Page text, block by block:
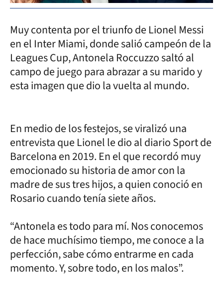
Muy contenta por el triunfo de Lionel Messi
en el Inter Miami, donde salió campeón de la
Leagues Cup, Antonela Roccuzzo saltó al
campo de juego para abrazar a su marido y
esta imagen que dio la vuelta al mundo.
En medio de los festejos, se viralizó una
entrevista que Lionel le dio al diario Sport de
Barcelona en 2019. En el que recordó muy
emocionado su historia de amor con la
madre de sus tres hijos, a quien conoció en
Rosario cuando tenía siete años.
“Antonela es todo para mí. Nos conocemos
de hace muchísimo tiempo, me conoce a la
perfección, sabe cómo entrarme en cada
momento. Y, sobre todo, en los malos”.